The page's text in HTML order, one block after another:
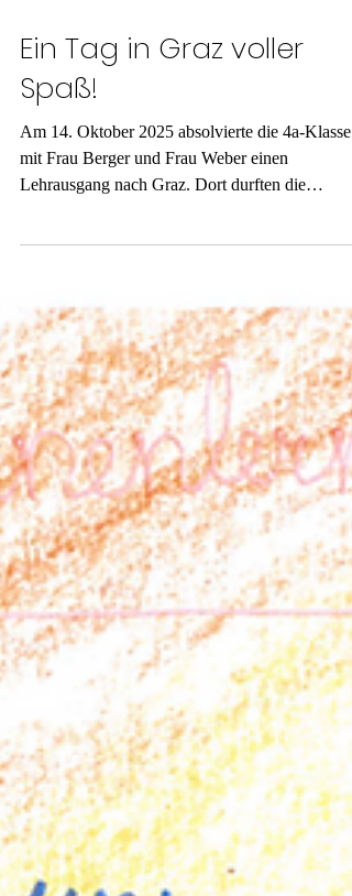
20. Okt. 2025 1 Min. Lesezeit
Ein Tag in Graz voller
Spaß!
Am 14. Oktober 2025 absolvierte die 4a-Klasse
Lehrausgang nach Graz. Dort durften die
betrachten. Anschließend konnte die Klasse ihre
freie Zeit in Graz genießen. Danach machte sich
die 4a planmäßig auf den Weg zum Buchladen
Moser (Morawa). Hier konnten die Lernenden
einer spannenden Führung teilnehmen und im
Nachhinein stand es ihnen frei, sich